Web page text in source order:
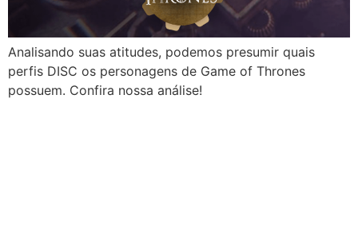
Analisando suas atitudes, podemos presumir quais
perfis DISC os personagens de Game of Thrones
possuem. Confira nossa análise!